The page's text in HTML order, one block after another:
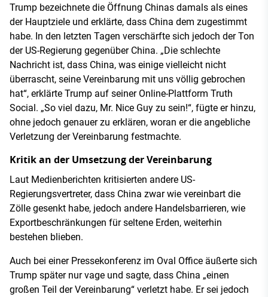
Trump bezeichnete die Öffnung Chinas damals als eines
der Hauptziele und erklärte, dass China dem zugestimmt
habe. In den letzten Tagen verschärfte sich jedoch der Ton
der US-Regierung gegenüber China. „Die schlechte
Nachricht ist, dass China, was einige vielleicht nicht
überrascht, seine Vereinbarung mit uns völlig gebrochen
hat“, erklärte Trump auf seiner Online-Plattform Truth
Social. „So viel dazu, Mr. Nice Guy zu sein!“, fügte er hinzu,
ohne jedoch genauer zu erklären, woran er die angebliche
Verletzung der Vereinbarung festmachte.
Kritik an der Umsetzung der Vereinbarung
Laut Medienberichten kritisierten andere US-
Regierungsvertreter, dass China zwar wie vereinbart die
Zölle gesenkt habe, jedoch andere Handelsbarrieren, wie
Exportbeschränkungen für seltene Erden, weiterhin
bestehen blieben.
Auch bei einer Pressekonferenz im Oval Office äußerte sich
Trump später nur vage und sagte, dass China „einen
großen Teil der Vereinbarung“ verletzt habe. Er sei jedoch